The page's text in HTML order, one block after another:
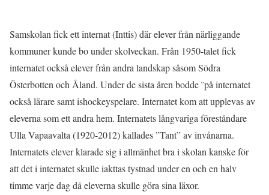
Samskolan fick ett internat (Inttis) där elever från närliggande
kommuner kunde bo under skolveckan. Från 1950-talet fick
internatet också elever från andra landskap såsom Södra
Österbotten och Åland. Under de sista åren bodde ¨på internatet
också lärare samt ishockeyspelare. Internatet kom att upplevas av
eleverna som ett andra hem. Internatets långvariga föreståndare
Ulla Vapaavalta (1920-2012) kallades ”Tant” av invånarna.
Internatets elever klarade sig i allmänhet bra i skolan kanske för
att det i internatet skulle iakttas tystnad under en och en halv
timme varje dag då eleverna skulle göra sina läxor.